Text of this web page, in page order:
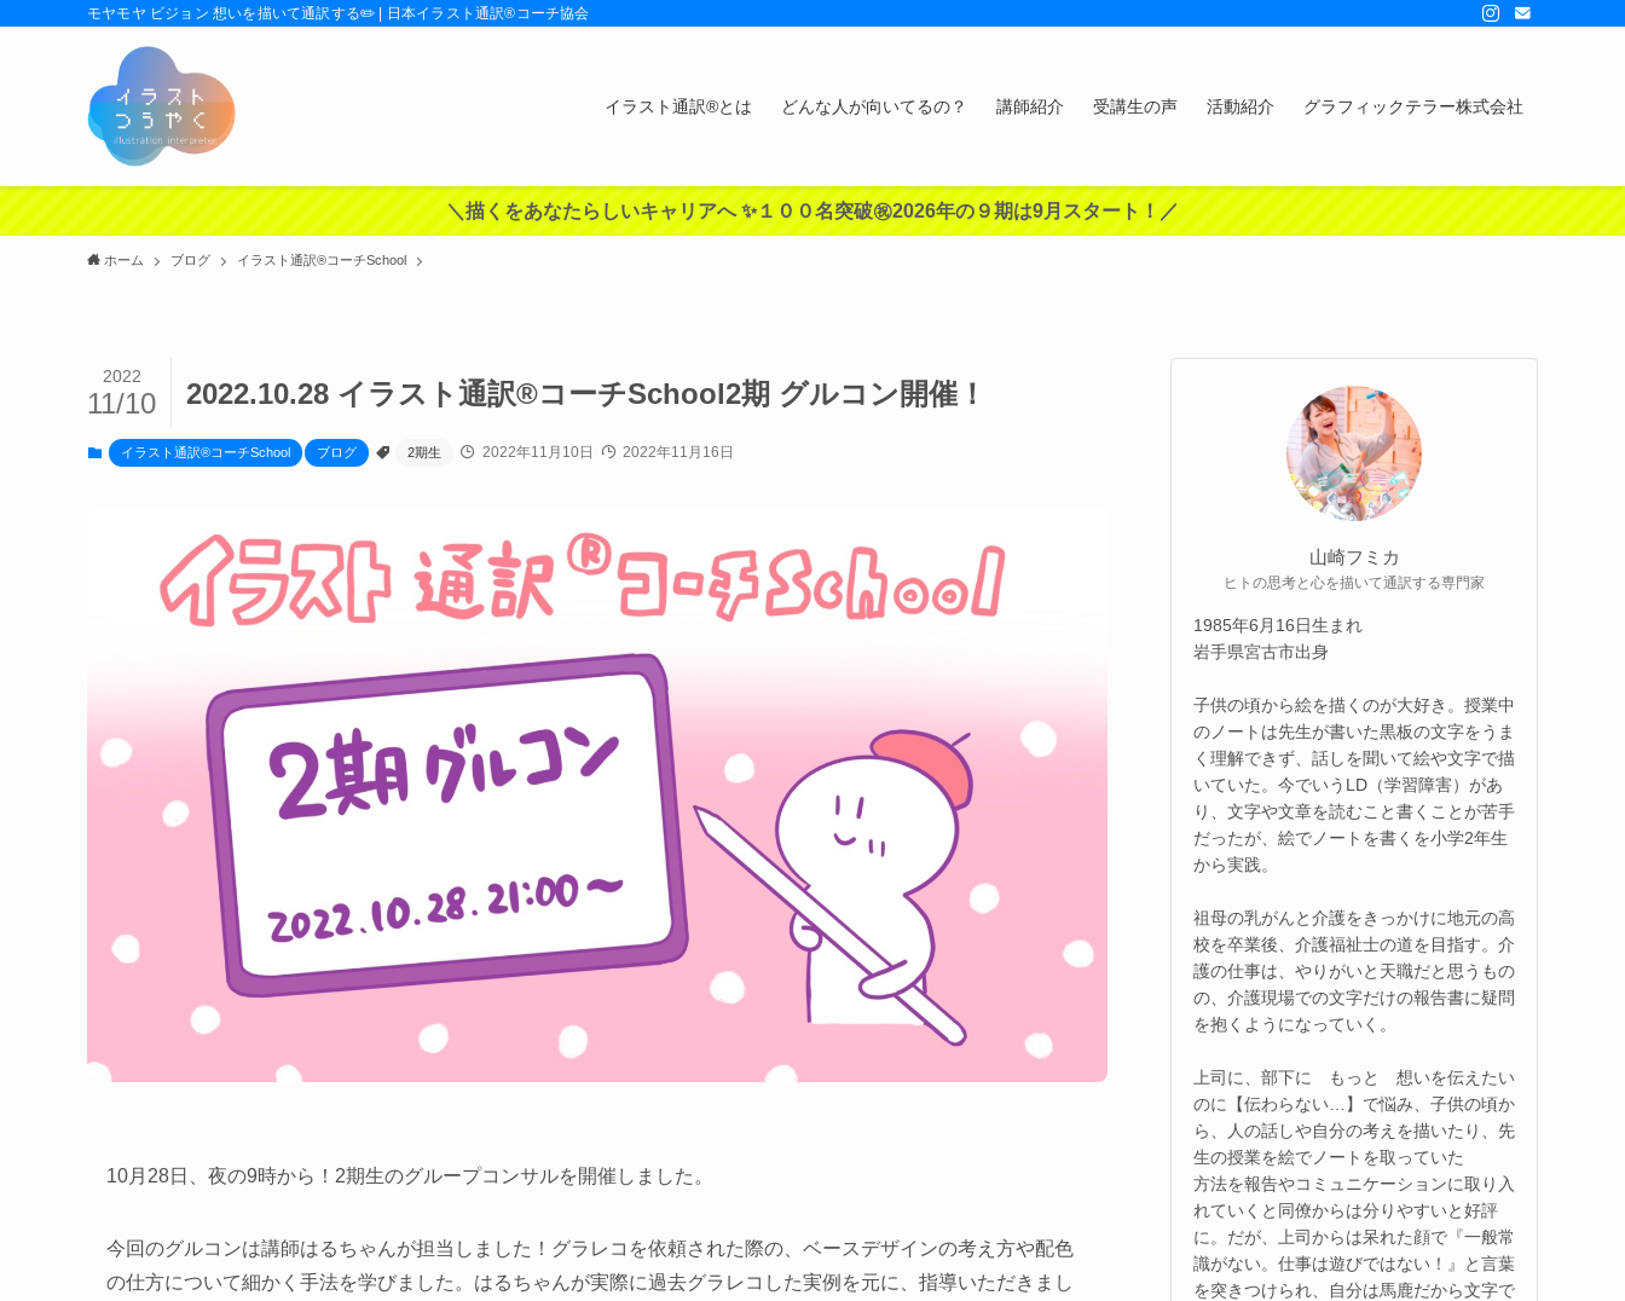
モヤモヤ ビジョン 想いを描いて通訳する✏️ | 日本イラスト通訳®️コーチ協会
イラスト通訳®︎とは どんな人が向いてるの？ 講師紹介 受講生の声 活動紹介 グラフィックテラー株式会社
＼描くをあなたらしいキャリアへ ✨１００名突破㊗️2026年の９期は9月スタート！／
ホーム ブログ イラスト通訳®︎コーチSchool
2022.10.28 イラスト通訳®︎コーチSchool2期 グルコン開催！
2022
11/10
イラスト通訳®︎コーチSchool ブログ 2期生 2022年11月10日 2022年11月16日
10月28日、夜の9時から！2期生のグループコンサルを開催しました。
今回のグルコンは講師はるちゃんが担当しました！グラレコを依頼された際の、ベースデザインの考え方や配色
の仕方について細かく手法を学びました。はるちゃんが実際に過去グラレコした実例を元に、指導いただきまし
山崎フミカ
ヒトの思考と心を描いて通訳する専門家
1985年6月16日生まれ
岩手県宮古市出身
子供の頃から絵を描くのが大好き。授業中
のノートは先生が書いた黒板の文字をうま
く理解できず、話しを聞いて絵や文字で描
いていた。今でいうLD（学習障害）があ
り、文字や文章を読むこと書くことが苦手
だったが、絵でノートを書くを小学2年生
から実践。
祖母の乳がんと介護をきっかけに地元の高
校を卒業後、介護福祉士の道を目指す。介
護の仕事は、やりがいと天職だと思うもの
の、介護現場での文字だけの報告書に疑問
を抱くようになっていく。
上司に、部下に もっと 想いを伝えたい
のに【伝わらない…】で悩み、子供の頃か
ら、人の話しや自分の考えを描いたり、先
生の授業を絵でノートを取っていた
方法を報告やコミュニケーションに取り入
れていくと同僚からは分りやすいと好評
に。だが、上司からは呆れた顔で『一般常
識がない。仕事は遊びではない！』と言葉
を突きつけられ、自分は馬鹿だから文字で